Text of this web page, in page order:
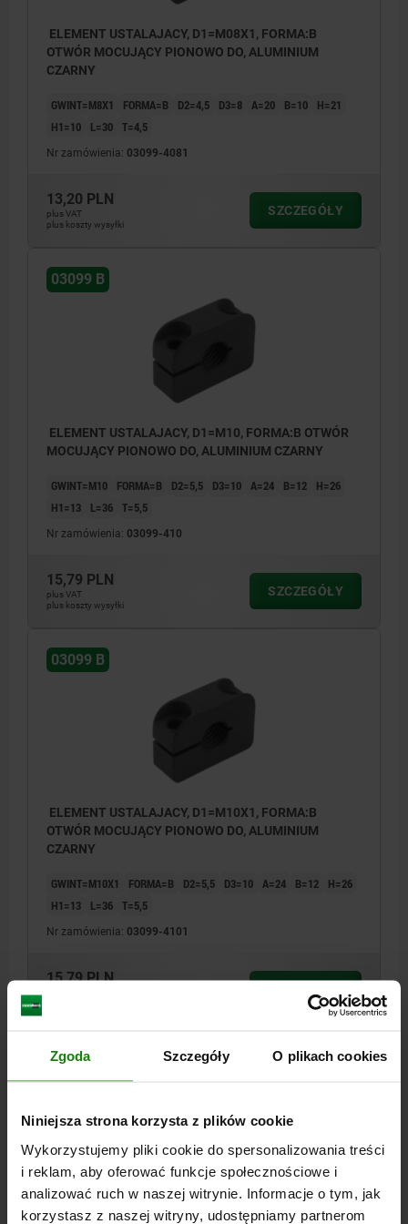
Zgoda Szczegóły O plikach cookies
Niniejsza strona korzysta z plików cookie
Wykorzystujemy pliki cookie do spersonalizowania treści
i reklam, aby oferować funkcje społecznościowe i
analizować ruch w naszej witrynie. Informacje o tym, jak
korzystasz z naszej witryny, udostępniamy partnerom
ELEMENT USTALAJACY, D1=M08X1, FORMA:B
OTWÓR MOCUJĄCY PIONOWO DO, ALUMINIUM
CZARNY
GWINT=M8X1 FORMA=B D2=4,5 D3=8 A=20 B=10
H=21
H1=10
L=30 T=4,5
Nr zamówienia: 03099-4081
13,20 PLN
plus VAT
plus koszty wysyłki
SZCZEGÓŁY
03099 B
ELEMENT USTALAJACY, D1=M10, FORMA:B OTWÓR
MOCUJĄCY PIONOWO DO, ALUMINIUM CZARNY
GWINT=M10 FORMA=B D2=5,5 D3=10 A=24 B=12
H=26
H1=13
L=36 T=5,5
Nr zamówienia: 03099-410
15,79 PLN
plus VAT
plus koszty wysyłki
SZCZEGÓŁY
03099 B
ELEMENT USTALAJACY, D1=M10X1, FORMA:B
OTWÓR MOCUJĄCY PIONOWO DO, ALUMINIUM
CZARNY
GWINT=M10X1 FORMA=B D2=5,5 D3=10 A=24 B=12
H=26
H1=13
L=36 T=5,5
Nr zamówienia: 03099-4101
15,79 PLN
03099 B
ELEMENT USTALAJACY, D1=M12, FORMA:B OTWÓR